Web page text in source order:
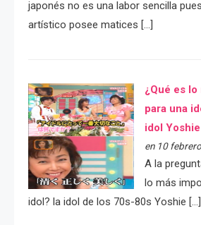
japonés no es una labor sencilla
artístico posee matices […]
¿Qué es
para una
idol
en 10
A la
lo más
idol? la idol de los 70s-80s Yoshie […]